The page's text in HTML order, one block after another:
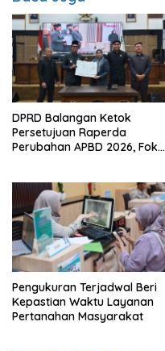
DPRD Balangan Ketok
Persetujuan Raperda
Perubahan APBD 2026, Fokus
Pengukuran Terjadwal Beri
Kepastian Waktu Layanan
Pertanahan Masyarakat